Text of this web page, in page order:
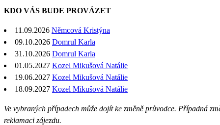
KDO VÁS BUDE PROVÁZET
11.09.2026 Němcová Kristýna
09.10.2026 Domrul Karla
31.10.2026 Domrul Karla
01.05.2027 Kozel Mikušová Natálie
19.06.2027 Kozel Mikušová Natálie
18.09.2027 Kozel Mikušová Natálie
Ve vybraných případech může dojít ke změně průvodce. Případná
reklamaci zájezdu.